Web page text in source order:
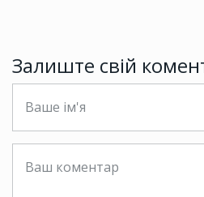
Залиште свій